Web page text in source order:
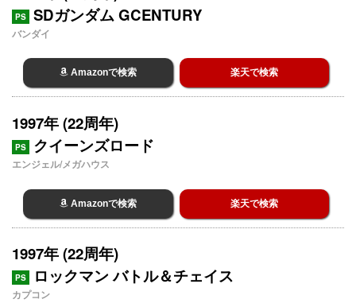
PS SDガンダム GCENTURY
バンダイ
Amazonで検索 楽天で検索
1997年 (22周年)
PS クイーンズロード
エンジェル/メガハウス
Amazonで検索 楽天で検索
1997年 (22周年)
PS ロックマン バトル＆チェイス
カプコン